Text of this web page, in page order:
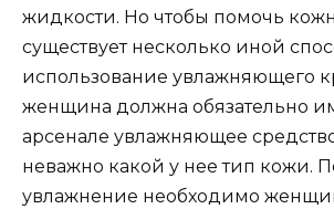
жидкости. Но чтобы помочь
существует несколько иной
использование увлажняющего
женщина должна обязательно
арсенале увлажняющее
неважно какой у нее тип кожи.
увлажнение необходимо